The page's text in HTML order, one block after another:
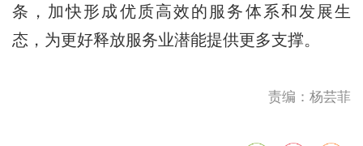
条，加快形成优质高效的服务体系和发展生
态，为更好释放服务业潜能提供更多支撑。
责编：杨芸菲